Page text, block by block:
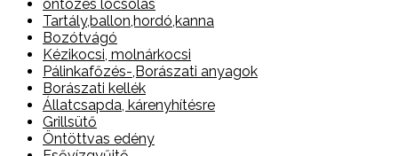
öntözés locsolás
Tartály,ballon,hordó,kanna
Bozótvágó
Kézikocsi, molnárkocsi
Pálinkafőzés-,Borászati anyagok
Borászati kellék
Állatcsapda, kárenyhítésre
Grillsütő
Öntöttvas edény